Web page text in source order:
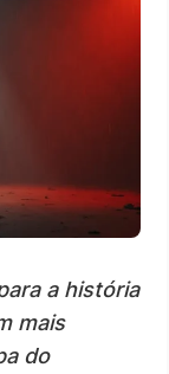
a história
mais
do